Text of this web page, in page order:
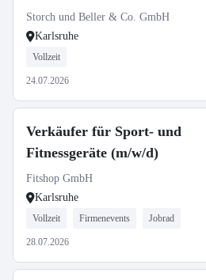
Storch und Beller & Co. GmbH
Karlsruhe
Vollzeit
24.07.2026
Verkäufer für Sport- und
Fitnessgeräte (m/w/d)
Fitshop GmbH
Karlsruhe
Vollzeit Firmenevents Jobrad
28.07.2026